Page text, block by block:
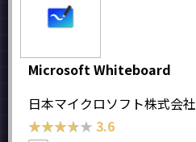
Microsoft Whiteboard
日本マイクロソフト株式会社
★★★★★
★★★★★ 3.6